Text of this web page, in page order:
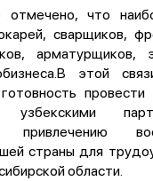
что
сварщиков,
арматурщиков,
этой
провести
узбекскими
привлечению
страны для
области.